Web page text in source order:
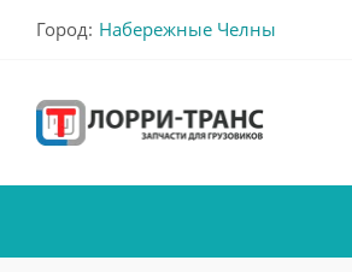
Город: Набережные Челны